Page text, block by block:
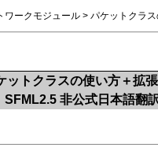
ワークモジュール > パケットクラ
トクラスの使い方＋拡
SFML2.5 非公式日本語翻